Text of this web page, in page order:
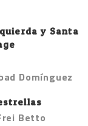
y Santa
Domínguez
Betto